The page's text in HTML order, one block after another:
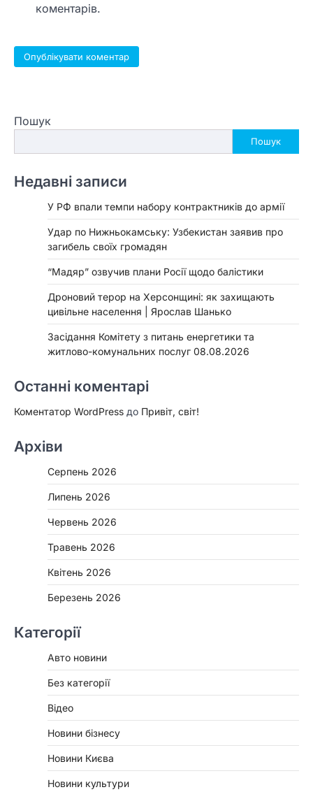
коментарів.
Пошук
Пошук
Недавні записи
У РФ впали темпи набору контрактників до армії
Удар по Нижньокамську: Узбекистан заявив про
загибель своїх громадян
“Мадяр” озвучив плани Росії щодо балістики
Дроновий терор на Херсонщині: як захищають
цивільне населення | Ярослав Шанько
Засідання Комітету з питань енергетики та
житлово-комунальних послуг 08.08.2026
Останні коментарі
Коментатор WordPress до Привіт, світ!
Архіви
Серпень 2026
Липень 2026
Червень 2026
Травень 2026
Квітень 2026
Березень 2026
Категорії
Авто новини
Без категорії
Відео
Новини бізнесу
Новини Києва
Новини культури